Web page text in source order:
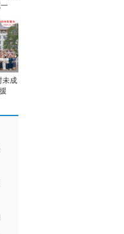
未成